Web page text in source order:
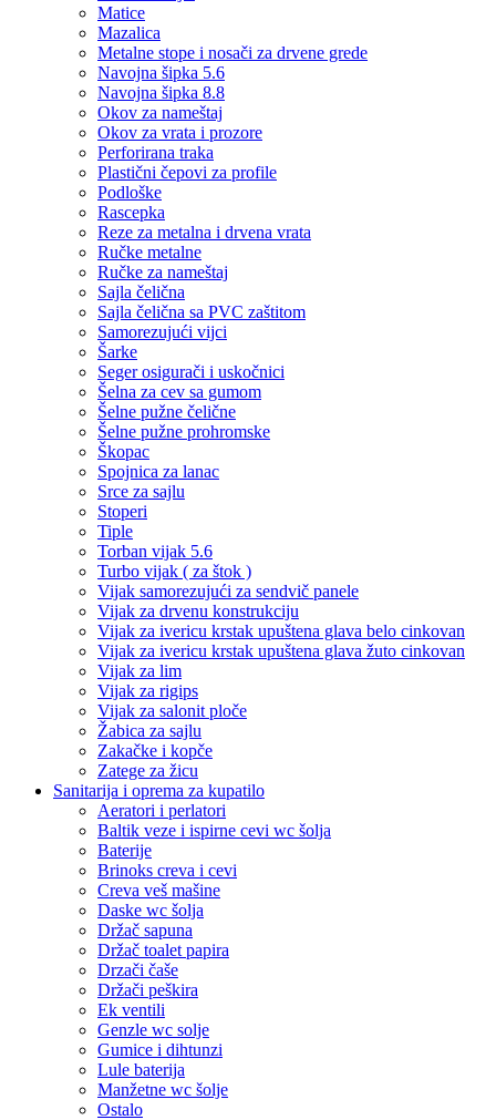
Matice
Mazalica
Metalne stope i nosači za drvene grede
Navojna šipka 5.6
Navojna šipka 8.8
Okov za nameštaj
Okov za vrata i prozore
Perforirana traka
Plastični čepovi za profile
Podloške
Rascepka
Reze za metalna i drvena vrata
Ručke metalne
Ručke za nameštaj
Sajla čelična
Sajla čelična sa PVC zaštitom
Samorezujući vijci
Šarke
Seger osigurači i uskočnici
Šelna za cev sa gumom
Šelne pužne čelične
Šelne pužne prohromske
Škopac
Spojnica za lanac
Srce za sajlu
Stoperi
Tiple
Torban vijak 5.6
Turbo vijak ( za štok )
Vijak samorezujući za sendvič panele
Vijak za drvenu konstrukciju
Vijak za ivericu krstak upuštena glava belo cinkovan
Vijak za ivericu krstak upuštena glava žuto cinkovan
Vijak za lim
Vijak za rigips
Vijak za salonit ploče
Žabica za sajlu
Zakačke i kopče
Zatege za žicu
Sanitarija i oprema za kupatilo
Aeratori i perlatori
Baltik veze i ispirne cevi wc šolja
Baterije
Brinoks creva i cevi
Creva veš mašine
Daske wc šolja
Držač sapuna
Držač toalet papira
Drzači čaše
Držači peškira
Ek ventili
Genzle wc solje
Gumice i dihtunzi
Lule baterija
Manžetne wc šolje
Ostalo